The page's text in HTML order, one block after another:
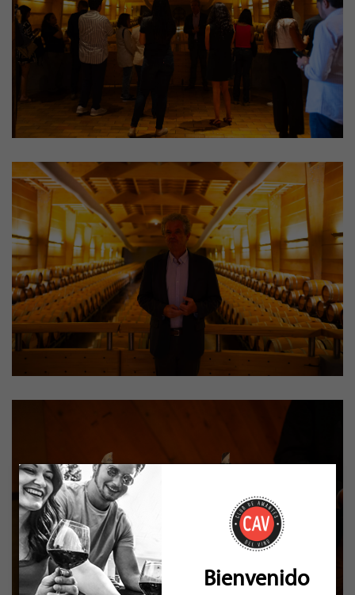
Bienvenido